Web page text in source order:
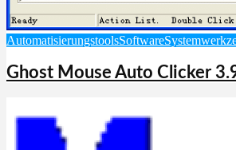
AutomatisierungstoolsSoftware
Ghost Mouse Auto Clicker